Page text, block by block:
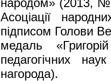
народом» (2013,
Асоціації
підписом Голови
медаль
педагогічних
нагорода).